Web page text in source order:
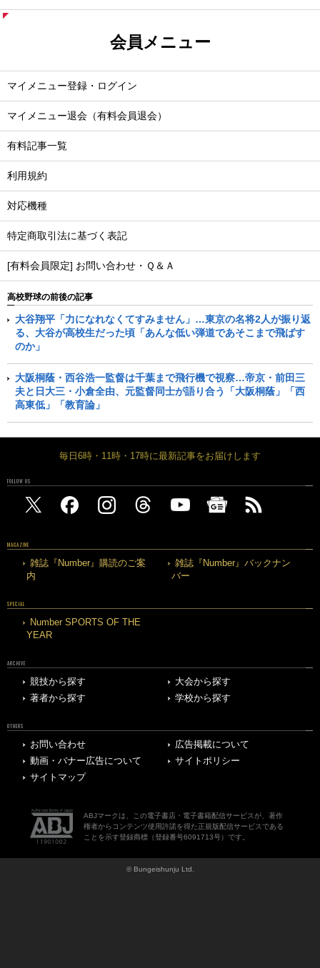
会員メニュー
マイメニュー登録・ログイン
マイメニュー退会（有料会員退会）
有料記事一覧
利用規約
対応機種
特定商取引法に基づく表記
[有料会員限定] お問い合わせ・Ｑ＆Ａ
高校野球の前後の記事
大谷翔平「力になれなくてすみません」…東京の名将2人が振り返
る、大谷が高校生だった頃「あんな低い弾道であそこまで飛ばす
のか」
大阪桐蔭・西谷浩一監督は千葉まで飛行機で視察…帝京・前田三
夫と日大三・小倉全由、元監督同士が語り合う「大阪桐蔭」「西
高東低」「教育論」
毎日6時・11時・17時に最新記事をお届けします
FOLLOW US
MAGAZINE
雑誌『Number』購読のご案
内
雑誌『Number』バックナン
バー
SPECIAL
Number SPORTS OF THE
YEAR
ARCHIVE
競技から探す
大会から探す
著者から探す
学校から探す
OTHERS
お問い合わせ
広告掲載について
動画・バナー広告について
サイトポリシー
サイトマップ
ABJマークは、この電子書店・電子書籍配信サービスが、著作
権者からコンテンツ使用許諾を得た正規版配信サービスである
ことを示す登録商標（登録番号6091713号）です。
© Bungeishunju Ltd.